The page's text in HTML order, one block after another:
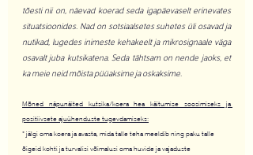
tõesti nii on, näevad koerad seda igapäevaselt erinevates
situatsioonides. Nad on sotsiaalsetes suhetes üli osavad ja
nutikad, lugedes inimeste kehakeelt ja mikrosignaale väga
osavalt juba kutsikatena. Seda tähtsam on nende jaoks, et
ka meie neid mõista püüaksime ja oskaksime.
Mõned näpunäited kutsika/koera hea käitumise soosimiseks ja
positiivsete ajuühenduste tugevdamiseks:
* jälgi oma koera ja avasta, mida talle teha meeldib ning paku talle
õigeid kohti ja turvalisi võimalusi oma huvide ja vajaduste